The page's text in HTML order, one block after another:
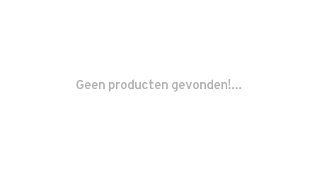
Geen producten gevonden!...